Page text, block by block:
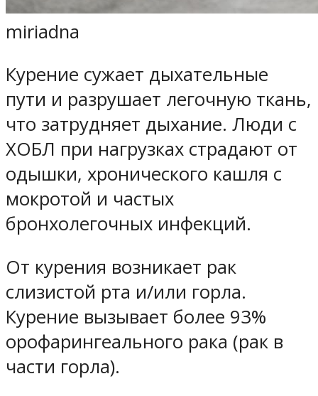
miriadna
Курение сужает дыхательные
пути и разрушает легочную ткань,
что затрудняет дыхание. Люди с
ХОБЛ при нагрузках страдают от
одышки, хронического кашля с
мокротой и частых
бронхолегочных инфекций.
От курения возникает рак
слизистой рта и/или горла.
Курение вызывает более 93%
орофарингеального рака (рак в
части горла).